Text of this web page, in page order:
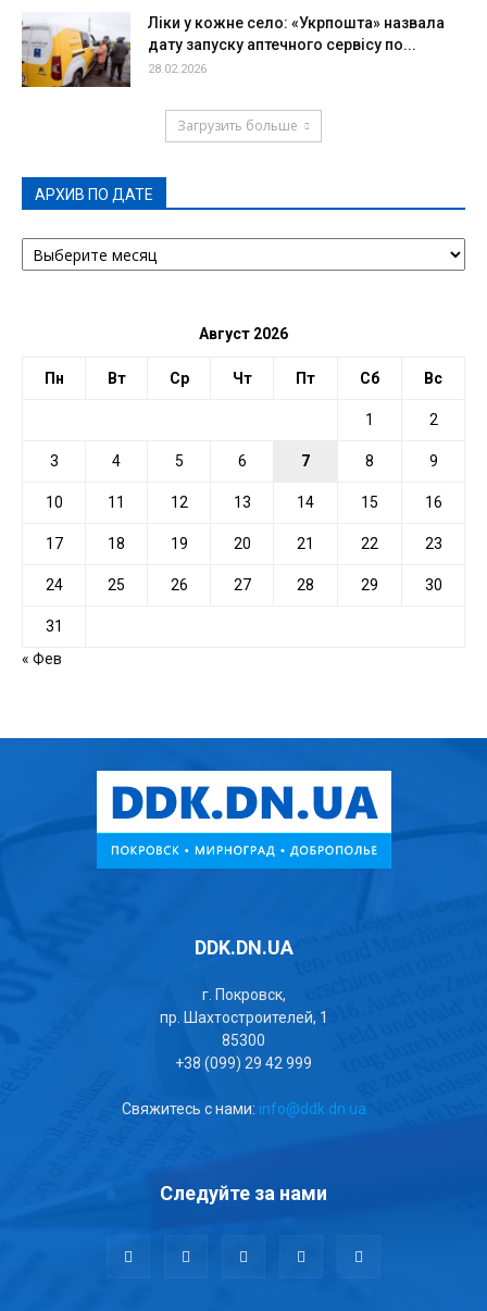
Ліки у кожне село: «Укрпошта» назвала
дату запуску аптечного сервісу по...
28.02.2026
Загрузить больше
АРХИВ ПО ДАТЕ
АРХИВ
ПО
Август 2026
Пн Вт Ср Чт Пт Сб Вс
1 2
3 4 5 6 7 8 9
10 11 12 13 14 15 16
17 18 19 20 21 22 23
24 25 26 27 28 29 30
31
« Фев
DDK.DN.UA
г. Покровск,
пр. Шахтостроителей, 1
85300
+38 (099) 29 42 999
Свяжитесь с нами: info@ddk.dn.ua
Следуйте за нами